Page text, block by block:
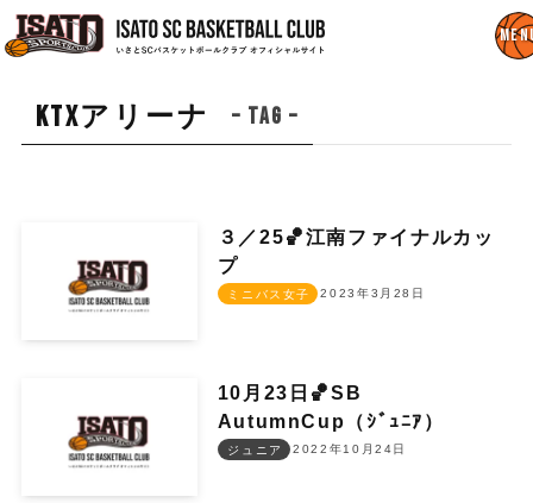
KTXアリーナ – tag –
３／25🏀江南ファイナルカッ
プ
2023年3月28日
ミニバス女子
10月23日🏀SB
AutumnCup（ｼﾞｭﾆｱ）
2022年10月24日
ジュニア